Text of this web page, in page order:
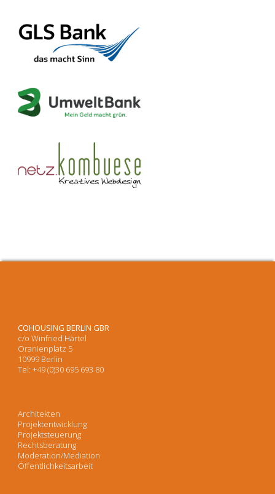
COHOUSING BERLIN GBR
c/o Winfried Härtel
Oranienplatz 5
10999 Berlin
Tel: +49 (0)30 695 693 80
Architekten
Projektentwicklung
Projektsteuerung
Rechtsberatung
Moderation/Mediation
Öffentlichkeitsarbeit